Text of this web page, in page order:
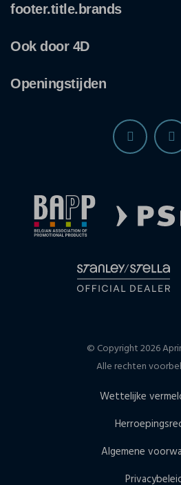
footer.title.brands
Ook door 4D
Openingstijden
© Copyright 2026
Alle rechten
Wettelijke
Algemene